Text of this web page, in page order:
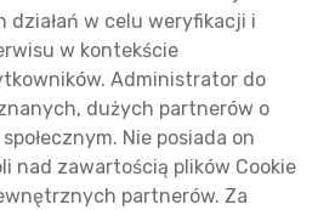
działań w celu weryfikacji i
w kontekście
Administrator do
dużych partnerów o
Nie posiada on
nad zawartością plików Cookie
partnerów. Za